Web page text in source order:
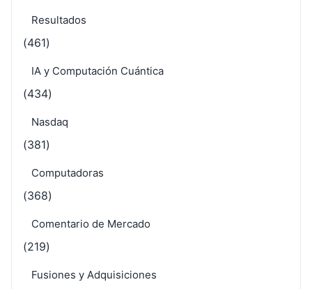
Resultados
(461)
IA y Computación Cuántica
(434)
Nasdaq
(381)
Computadoras
(368)
Comentario de Mercado
(219)
Fusiones y Adquisiciones